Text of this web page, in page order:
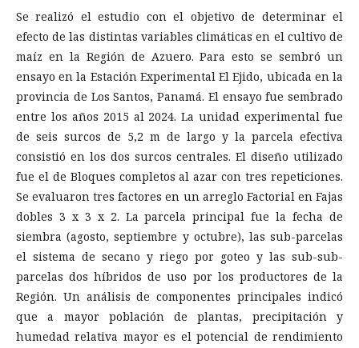
Se realizó el estudio con el objetivo de determinar el
efecto de las distintas variables climáticas en el cultivo de
maíz en la Región de Azuero. Para esto se sembró un
ensayo en la Estación Experimental El Ejido, ubicada en la
provincia de Los Santos, Panamá. El ensayo fue sembrado
entre los años 2015 al 2024. La unidad experimental fue
de seis surcos de 5,2 m de largo y la parcela efectiva
consistió en los dos surcos centrales. El diseño utilizado
fue el de Bloques completos al azar con tres repeticiones.
Se evaluaron tres factores en un arreglo Factorial en Fajas
dobles 3 x 3 x 2. La parcela principal fue la fecha de
siembra (agosto, septiembre y octubre), las sub-parcelas
el sistema de secano y riego por goteo y las sub-sub-
parcelas dos híbridos de uso por los productores de la
Región. Un análisis de componentes principales indicó
que a mayor población de plantas, precipitación y
humedad relativa mayor es el potencial de rendimiento